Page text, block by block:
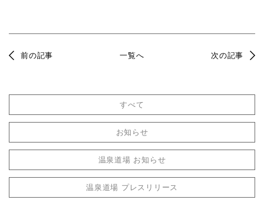
前の記事 一覧へ 次の記事
すべて
お知らせ
温泉道場 お知らせ
温泉道場 プレスリリース